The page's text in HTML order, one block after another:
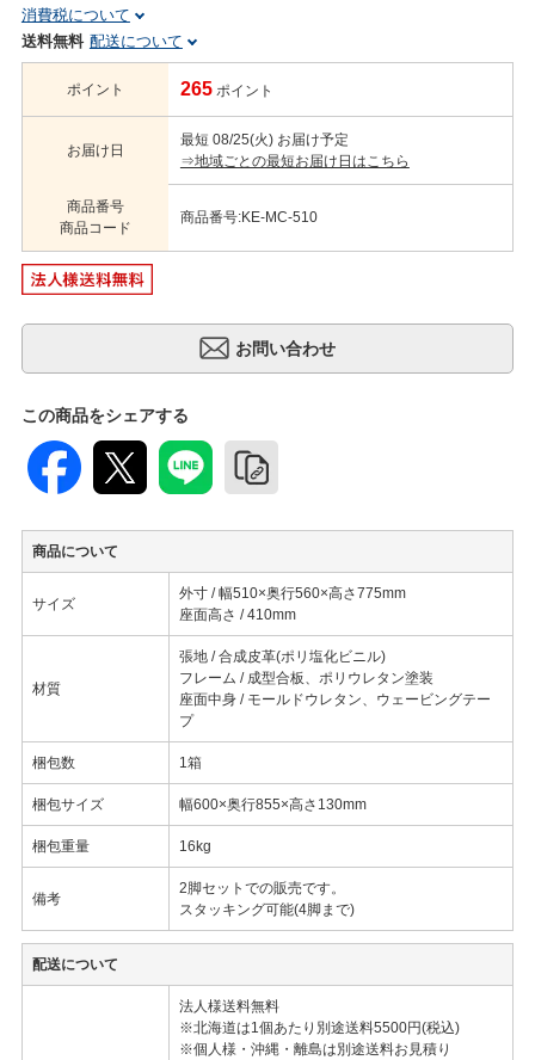
消費税について
送料無料 配送について
ポイント 265 ポイント
お届け日
最短 08/25(火) お届け予定
⇒地域ごとの最短お届け日はこちら
商品番号
商品コード
商品番号:KE-MC-510
この商品をシェアする
商品について
サイズ
外寸 / 幅510×奥行560×高さ775mm
座面高さ / 410mm
材質
張地 / 合成皮革(ポリ塩化ビニル)
フレーム / 成型合板、ポリウレタン塗装
座面中身 / モールドウレタン、ウェービングテー
プ
梱包数 1箱
梱包サイズ 幅600×奥行855×高さ130mm
梱包重量 16kg
備考
2脚セットでの販売です。
スタッキング可能(4脚まで)
配送について
法人様送料無料
※北海道は1個あたり別途送料5500円(税込)
※個人様・沖縄・離島は別途送料お見積り